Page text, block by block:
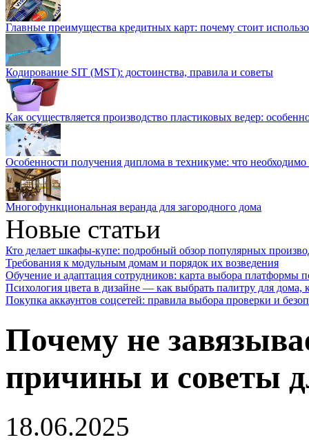
Главные преимущества кредитных карт: почему стоит
Кодирование SIT (MST): достоинства, правила и советы
Как осуществляется производство пластиковых ведер:
Особенности получения диплома в техникуме: что необходимо
Многофункциональная веранда для загородного дома
Новые статьи
Кто делает шкафы-купе: подробный обзор популярных
Требования к модульным домам и порядок их возведения
Обучение и адаптация сотрудников: карта выбора платформы
Психология цвета в дизайне — как выбрать палитру для дома,
Покупка аккаунтов соцсетей: правила выбора проверки и
Почему не
причины и советы
18.06.2025